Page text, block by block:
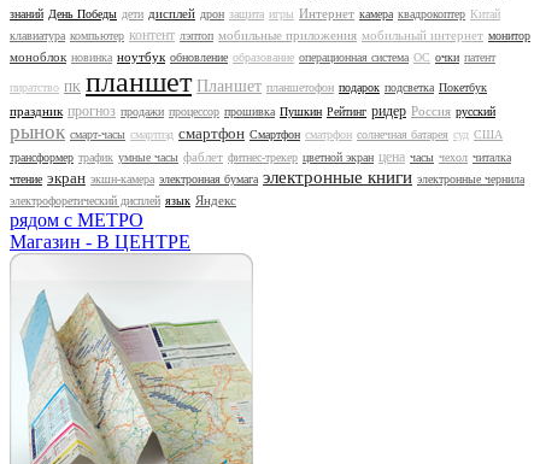
знаний День Победы дети дисплей дрон защита игры Интернет камера квадрокоптер Китай
клавиатура компьютер контент лэптоп мобильные приложения мобильный интернет монитор
моноблок новинка ноутбук обновление образование операционная система ОС очки патент
пиратство ПК планшет Планшет планшетофон подарок подсветка Покетбук
праздник прогноз продажи процессор прошивка Пушкин Рейтинг ридер Россия русский
рынок смарт-часы смартпэд смартфон Смартфон сматрфон солнечная батарея суд США
трансформер трафик умные часы фаблет фитнес-трекер цветной экран цена часы чехол читалка
чтение экран экшн-камера электронная бумага электронные книги электронные чернила
электрофоретический дисплей язык Яндекс
рядом с МЕТРО
Магазин - В ЦЕНТРЕ